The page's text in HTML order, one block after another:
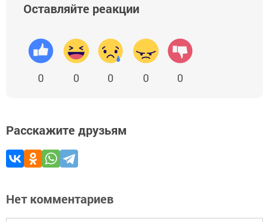
Оставляйте реакции
0 0 0 0 0
Расскажите друзьям
Нет комментариев